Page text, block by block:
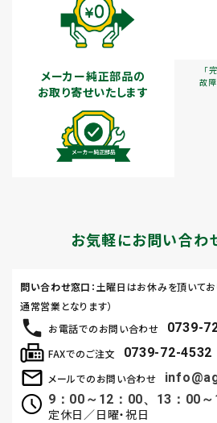
「
故
メーカー純正部品の
お取り寄せいたします
お気軽にお問い合わ
お電話でのお問い合わせ 0739-
メールでのお問い合わせ
9：00～12：00、13：00
定休日／日曜・祝日
FAXでのご注文 0739-72-4532
問い合わせ窓口 ：土曜日はお休みを頂いてお
通常営業となります）